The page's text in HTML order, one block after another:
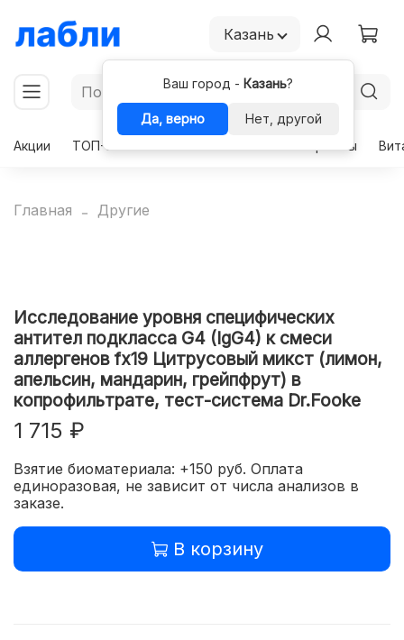
Казань
Ваш город - Казань?
Да, верно
Нет, другой
Акции
ТОП-50 Гормоны
Главная Другие
Исследование уровня специфических
антител подкласса G4 (IgG4) к смеси
аллергенов fx19 Цитрусовый микст (лимон,
апельсин, мандарин, грейпфрут) в
копрофильтрате, тест-система Dr.Fooke
1 715 ₽
Взятие биоматериала: +150 руб. Оплата
единоразовая, не зависит от числа анализов в
заказе.
В корзину